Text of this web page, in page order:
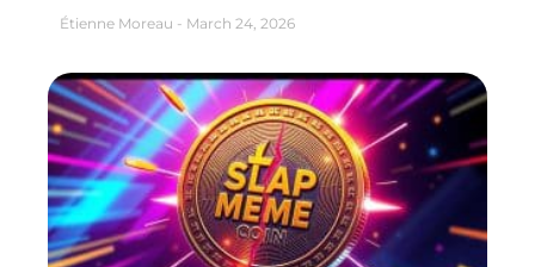
Étienne Moreau March 24, 2026